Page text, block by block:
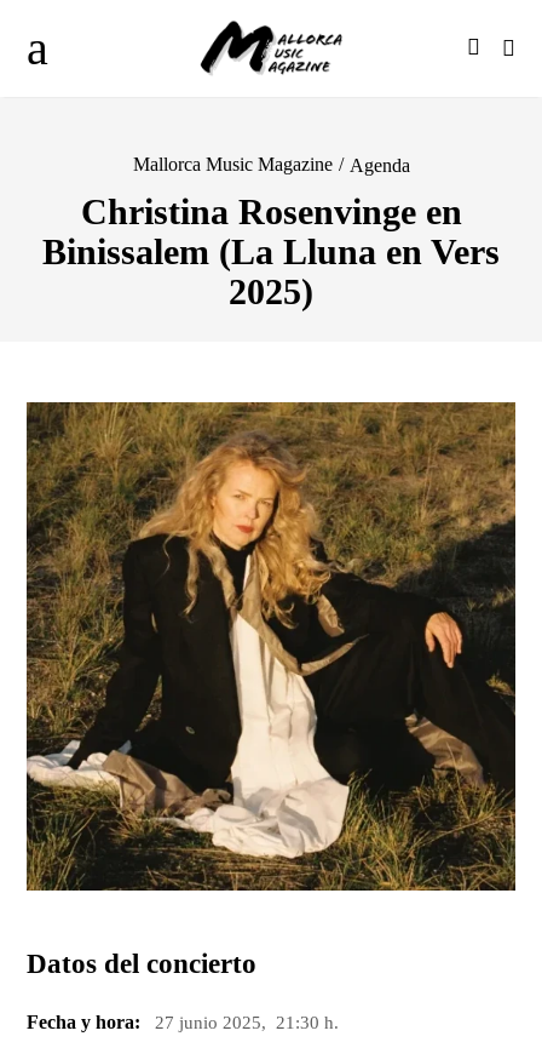
Mallorca Music Magazine / Agenda
Christina Rosenvinge en
Binissalem (La Lluna en Vers
2025)
Datos del concierto
Fecha y hora: 27 junio 2025, 21:30 h.